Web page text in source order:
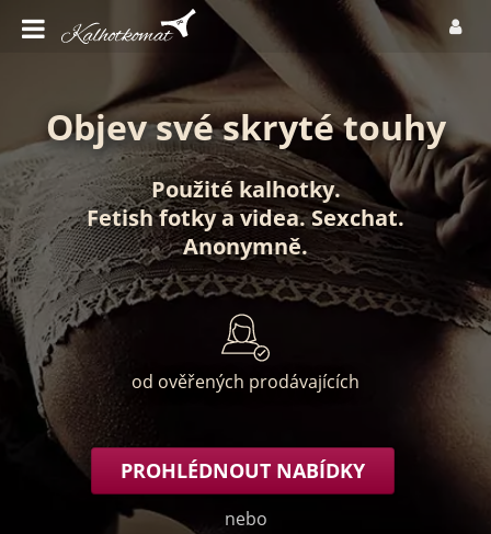
Objev své skryté touhy
Použité kalhotky.
Fetish fotkyavidea.Sexchat.
Anonymně.
od ověřených prodávajících
PROHLÉDNOUT NABÍDKY
nebo